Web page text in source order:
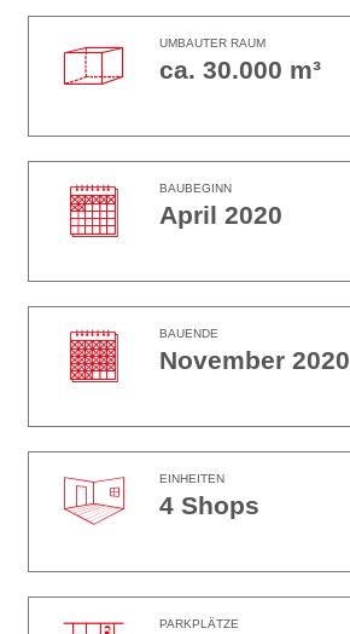
UMBAUTER RAUM
ca. 30.000 m³
BAUBEGINN
April 2020
BAUENDE
November 2020
EINHEITEN
4 Shops
PARKPLÄTZE